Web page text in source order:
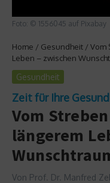
Foto: © 1556045 auf Pixabay
Home / Gesundheit / Vom
Leben – zwischen
Gesundheit
Zeit für Ihre
Vom
längerem
Von Prof. Dr. Manfred